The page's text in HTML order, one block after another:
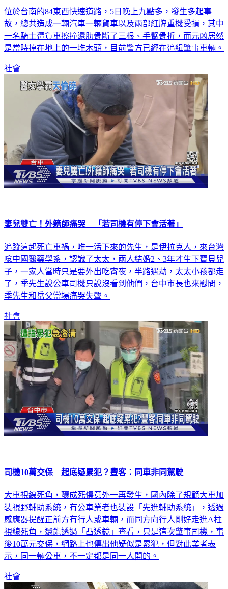
位於台南的84東西快速道路，5日晚上九點多，發生多起事
故，總共造成一輛汽車一輛貨車以及兩部紅牌重機受損，其中
一名騎士遭貨車擦撞還肋骨斷了三根、手臂骨折，而元凶居然
是當時掉在地上的一堆木頭，目前警方已經在追緝肇事車輛。
社會
妻兒雙亡！外籍師痛哭 「若司機有停下會活著」
追蹤這起死亡車禍，唯一活下來的先生，是伊拉克人，來台灣
唸中國醫藥學系，認識了太太，兩人結婚2、3年才生下寶貝兒
子，一家人當時只是要外出吃宵夜，半路遇劫，太太小孩都走
了，季先生說公車司機只說沒看到他們，台中市長也來慰問，
季先生和岳父當場痛哭失聲。
社會
司機10萬交保 起底疑累犯？豐客：同車非同駕駛
大車視線死角，釀成死傷意外一再發生，國內除了規範大車加
裝視野輔助系統，有公車業者也裝設「先進輔助系統」，透過
感應器提醒正前方有行人或車輛，而同方向行人剛好走進A柱
視線死角，還能透過「凸透鏡」查看，只是這次肇事司機，事
後10萬元交保，網路上也傳出他疑似是累犯，但對此業者表
示，同一輛公車，不一定都是同一人開的。
社會